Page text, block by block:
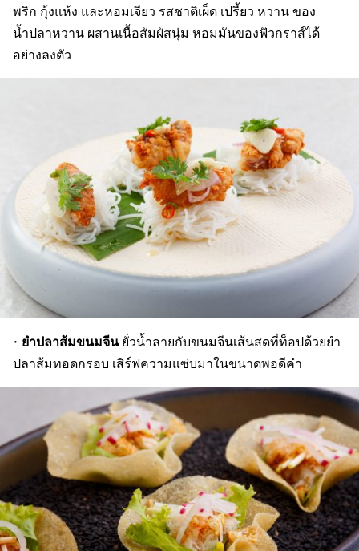
พริก กุ้งแห้ง และหอมเจียว รสชาติเผ็ด เปรี้ยว หวาน ของ
น้ำปลาหวาน ผสานเนื้อสัมผัสนุ่ม หอมมันของฟัวกราส์ได้
อย่างลงตัว
• ยำปลาส้มขนมจีนยั่วน้ำลายกับขนมจีนเส้นสดที่ท็อปด้วยยำ
ปลาส้มทอดกรอบ เสิร์ฟความแซ่บมาในขนาดพอดีคำ